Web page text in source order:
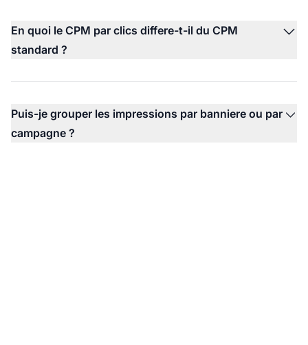
En quoi le CPM par clics differe-t-il du CPM
standard ?
Puis-je grouper les impressions par banniere ou par
campagne ?